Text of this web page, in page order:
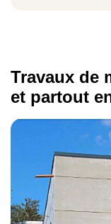
Travaux de
et partout